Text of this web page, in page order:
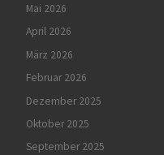
Mai 2026
April 2026
März 2026
Februar 2026
Dezember 2025
Oktober 2025
September 2025